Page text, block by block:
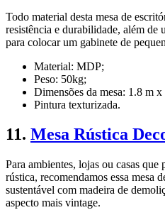
Todo material desta mesa de
resistência e durabilidade, além de
para colocar um gabinete de
Material: MDP;
Peso: 50kg;
Dimensões da mesa: 1.8 m
Pintura texturizada.
11. Mesa Rústica
Para ambientes, lojas ou casas que
rústica, recomendamos essa mesa
sustentável com madeira de
aspecto mais vintage.